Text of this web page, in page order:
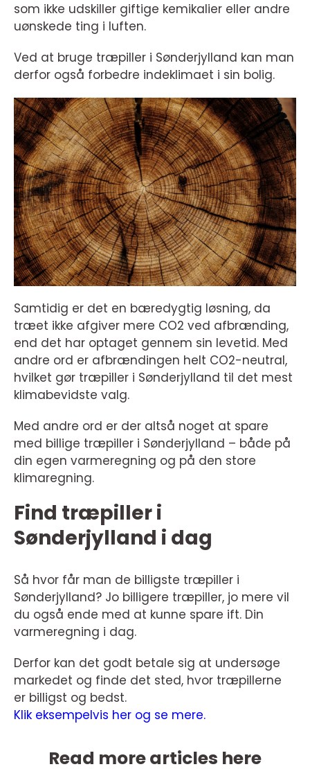
som ikke udskiller giftige kemikalier eller andre
uønskede ting i luften.
Ved at bruge træpiller i Sønderjylland kan man
derfor også forbedre indeklimaet i sin bolig.
Samtidig er det en bæredygtig løsning, da
træet ikke afgiver mere CO2 ved afbrænding,
end det har optaget gennem sin levetid. Med
andre ord er afbrændingen helt CO2-neutral,
hvilket gør træpiller i Sønderjylland til det mest
klimabevidste valg.
Med andre ord er der altså noget at spare
med billige træpiller i Sønderjylland – både på
din egen varmeregning og på den store
klimaregning.
Find træpiller i
Sønderjylland i dag
Så hvor får man de billigste træpiller i
Sønderjylland? Jo billigere træpiller, jo mere vil
du også ende med at kunne spare ift. Din
varmeregning i dag.
Derfor kan det godt betale sig at undersøge
markedet og finde det sted, hvor træpillerne
er billigst og bedst.
Klik eksempelvis her og se mere.
Read more articles here